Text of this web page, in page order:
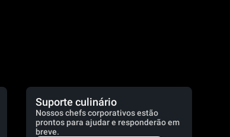
Suporte culinário
Nossos chefs corporativos estão
prontos para ajudar e responderão em
breve.